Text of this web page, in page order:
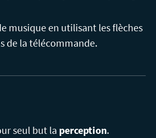
musique en utilisant les flèches
de la télécommande.
seul but la perception.